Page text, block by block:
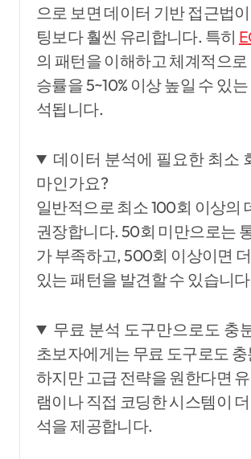
으로 보면 데이터 기반 접근법
팅보다 훨씬 유리합니다. 특히
의 패턴을 이해하고 체계적으로
승률을 5~10% 이상 높일 수 있
석됩니다.
데이터 분석에 필요한 최소
마인가요?
일반적으로 최소 100회 이상의 데이터를
권장합니다. 50회 미만으로는
가 부족하고, 500회 이상이면
있는 패턴을 발견할 수 있습니
무료 분석 도구만으로도 충
초보자에게는 무료 도구로도 충분합니다.
하지만 고급 전략을 원한다면
램이나 직접 코딩한 시스템이
석을 제공합니다.